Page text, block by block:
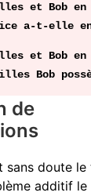
et Bob en
a-t-elle
et Bob en
Bob
de
sans doute
additif